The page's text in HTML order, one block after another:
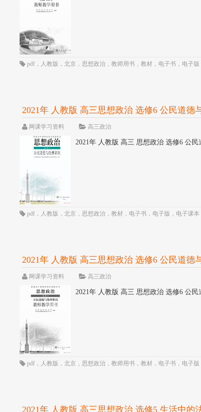
pdf ， 人教版 ，北京 ，思想政治 ，教师用书 ，教材 ， 电子书 ， 电子版
2021年 人教版 高三思想政治 选修6 公民道德
网课学习资料 高三政治
2021年 人教版 高三 思想政治 选修6 公
pdf ， 人教版 ，北京 ，思想政治 ，教材 ， 电子书 ， 电子版 ， 电子课本
2021年 人教版 高三思想政治 选修6 公民道德
网课学习资料 高三政治
2021年 人教版 高三 思想政治 选修6 公
pdf ， 人教版 ，北京 ，思想政治 ，教师用书 ，教材 ， 电子书 ， 电子版
2021年 人教版 高三思想政治 选修5 生活中的